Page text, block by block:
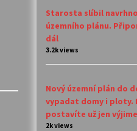
Starosta slíbil
územního plánu.
dál
3.2k views
Nový územní plán do
vypadat domy i ploty.
postavíte už jen
2k views